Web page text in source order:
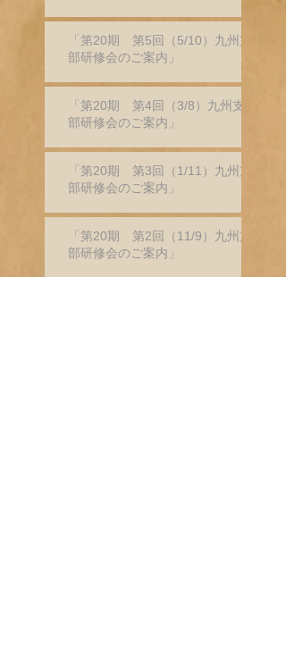
「第20期 第5回（5/10）九州支
部研修会のご案内」
「第20期 第4回（3/8）九州支
部研修会のご案内」
「第20期 第3回（1/11）九州支
部研修会のご案内」
「第20期 第2回（11/9）九州支
部研修会のご案内」